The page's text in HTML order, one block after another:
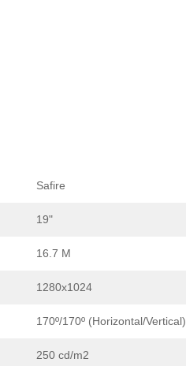
Safire
19"
16.7 M
1280x1024
170º/170º (Horizontal/Vertical)
250 cd/m2